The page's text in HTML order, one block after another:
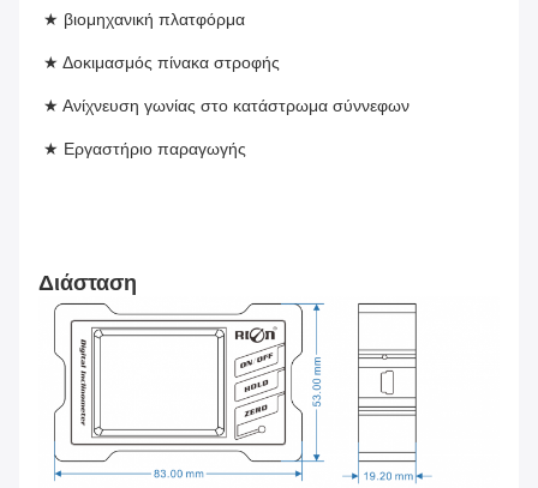
★ βιομηχανική πλατφόρμα
★ Δοκιμασμός πίνακα στροφής
★ Ανίχνευση γωνίας στο κατάστρωμα σύννεφων
★ Εργαστήριο παραγωγής
Διάσταση